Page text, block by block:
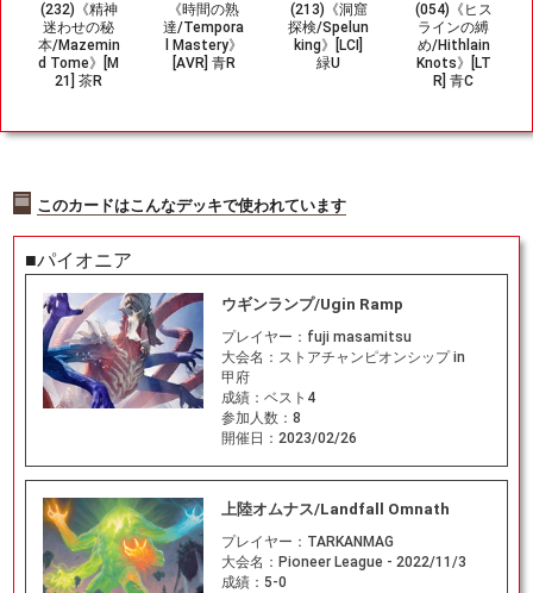
(232)《精神
迷わせの秘
本/Mazemin
d Tome》[M
21] 茶R
《時間の熟
達/Tempora
l Mastery》
[AVR] 青R
(213)《洞窟
探検/Spelun
king》[LCI]
緑U
(054)《ヒス
ラインの縛
め/Hithlain
Knots》[LT
R] 青C
このカードはこんなデッキで使われています
■パイオニア
ウギンランプ/Ugin Ramp
プレイヤー： fuji masamitsu
大会名： ストアチャンピオンシップ in
甲府
成績： ベスト4
参加人数： 8
開催日： 2023/02/26
上陸オムナス/Landfall Omnath
プレイヤー： TARKANMAG
大会名： Pioneer League - 2022/11/3
成績： 5-0